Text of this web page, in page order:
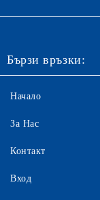
Бързи връзки:
Начало
За Нас
Контакт
Вход